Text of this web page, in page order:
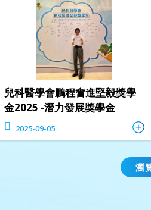
兒科醫學會鵬程奮進堅毅獎學
金2025 -潛力發展獎學金
2025-09-05
瀏